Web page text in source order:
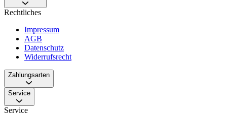
Rechtliches
Impressum
AGB
Datenschutz
Widerrufsrecht
Zahlungsarten
Service
Service